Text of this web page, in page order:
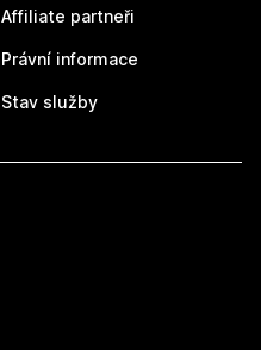
Affiliate partneři
Právní informace
Stav služby